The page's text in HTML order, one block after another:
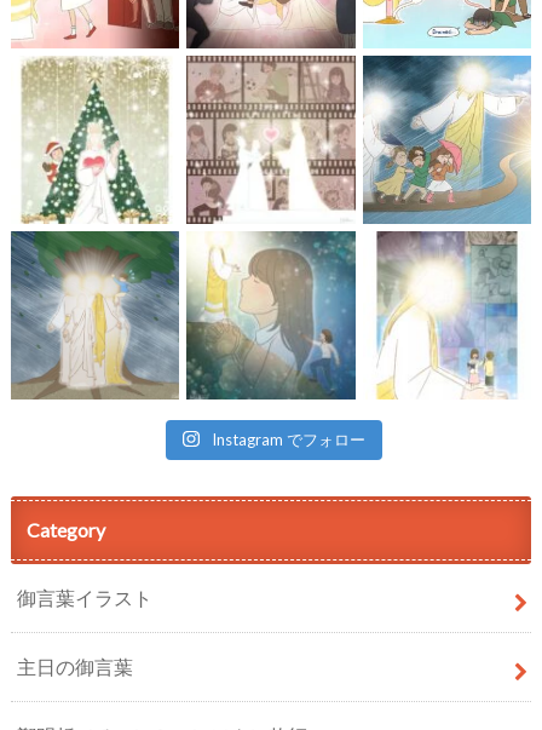
Instagram でフォロー
Category
御言葉イラスト
主日の御言葉